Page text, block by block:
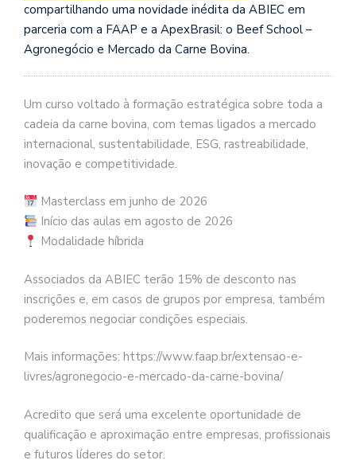
compartilhando uma novidade inédita da ABIEC em
parceria com a FAAP e a ApexBrasil: o Beef School –
Agronegócio e Mercado da Carne Bovina.
Um curso voltado à formação estratégica sobre toda a
cadeia da carne bovina, com temas ligados a mercado
internacional, sustentabilidade, ESG, rastreabilidade,
inovação e competitividade.
Masterclass em junho de 2026
Início das aulas em agosto de 2026
Modalidade híbrida
Associados da ABIEC terão 15% de desconto nas
inscrições e, em casos de grupos por empresa, também
poderemos negociar condições especiais.
Mais informações: https://www.faap.br/extensao-e-
livres/agronegocio-e-mercado-da-carne-bovina/
Acredito que será uma excelente oportunidade de
qualificação e aproximação entre empresas, profissionais
e futuros líderes do setor.